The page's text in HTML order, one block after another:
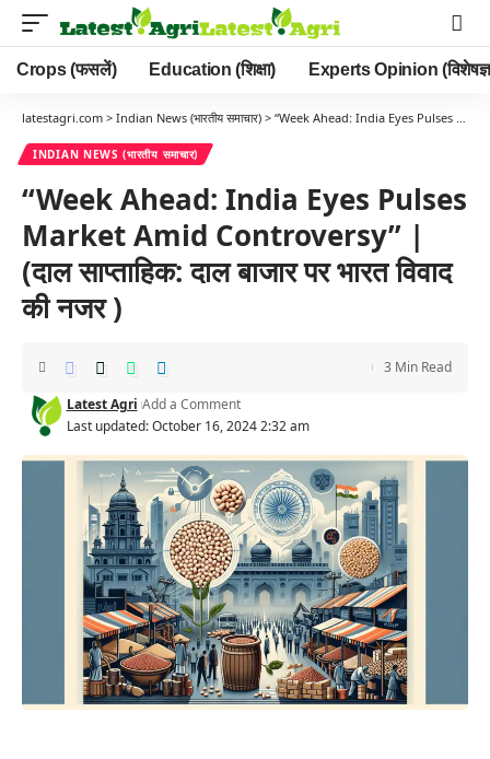
Crops (फसलें) Education (शिक्षा) Experts Opinion (विशेषज्ञ
latestagri.com > Indian News (भारतीय समाचार) > “Week Ahead: India Eyes Pulses Market Amid Controversy” | (दाल साप्ताहिक: दाल बाजार पर भारत विवाद की नजर )
INDIAN NEWS (भारतीय समाचार)
“Week Ahead: India Eyes Pulses
Market Amid Controversy” |
(दाल साप्ताहिक: दाल बाजार पर भारत विवाद
की नजर )
Last updated: October 16, 2024 2:32 am
Latest Agri Add a Comment
3 Min Read